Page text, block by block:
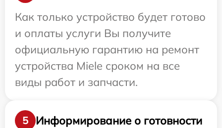
Как только устройство будет готово
и оплаты услуги Вы получите
официальную гарантию на ремонт
устройства Miele сроком на все
виды работ и запчасти.
5
Информирование о готовности